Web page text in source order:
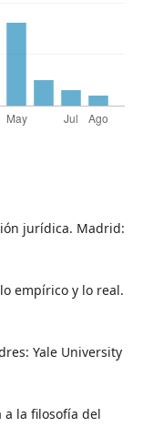
jurídica. Madrid:
empírico y lo real.
Yale University
a la filosofía del